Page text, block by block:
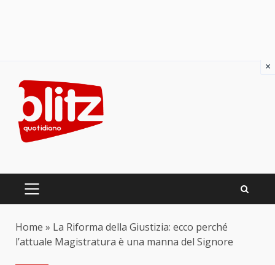
content
PRIMARY
Home » La Riforma della Giustizia: ecco perché
l’attuale Magistratura è una manna del Signore
×